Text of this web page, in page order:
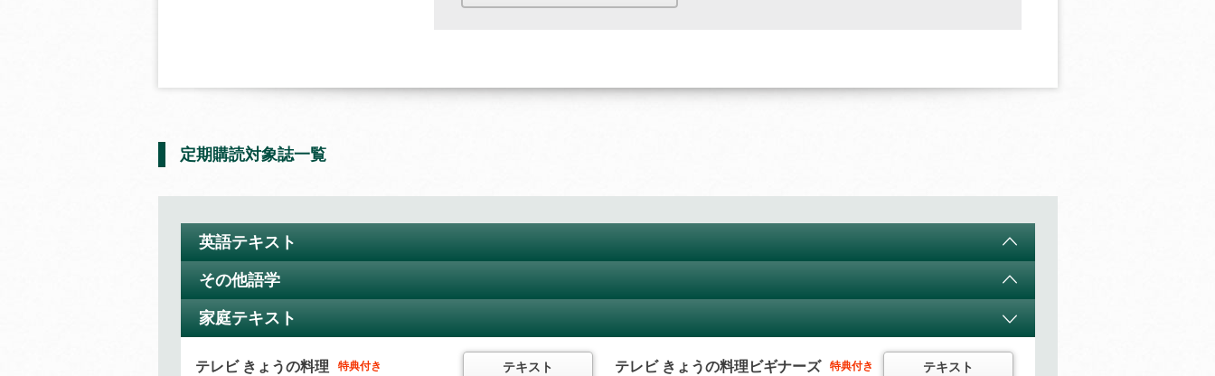
定期購読対象誌一覧
英語テキスト
ラジオ 小学生の基礎英語
11か月以上購読で特典付き
4コママンガで楽しく英語に親しむ
11か月以上購読で特典付き
その他語学
ラジオ まいにちドイツ語
家庭テキスト
テレビ きょうの料理 特典付き テキスト テレビ きょうの料理ビギナーズ 特典付き テキスト